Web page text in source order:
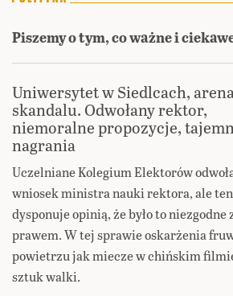
Piszemy o tym, co ważne i
Uniwersytet w Siedlcach,
skandalu. Odwołany rektor,
niemoralne propozycje,
nagrania
Uczelniane Kolegium Elektorów
wniosek ministra nauki rektora, ale ten
dysponuje opinią, że było to niezgodne
prawem. W tej sprawie oskarżenia
powietrzu jak miecze w chińskim
sztuk walki.